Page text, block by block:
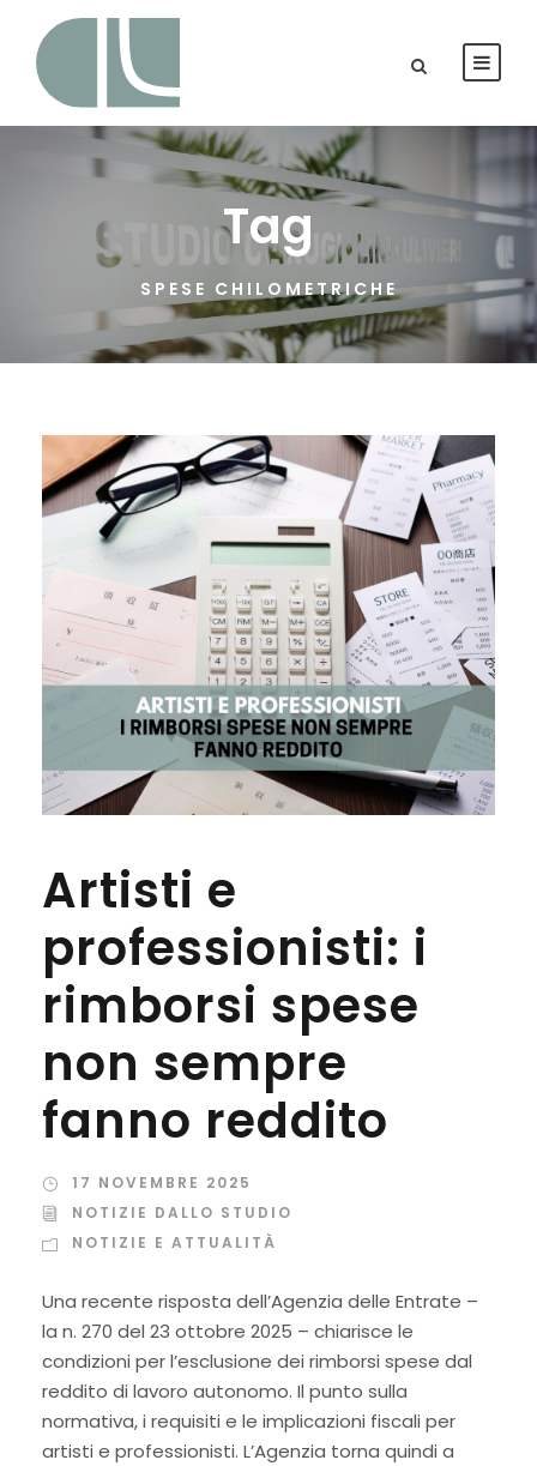
Tag
SPESE CHILOMETRICHE
Artisti e
professionisti: i
rimborsi spese
non sempre
fanno reddito
17 NOVEMBRE 2025
NOTIZIE DALLO STUDIO
NOTIZIE E ATTUALITÀ
Una recente risposta dell’Agenzia delle Entrate –
la n. 270 del 23 ottobre 2025 – chiarisce le
condizioni per l’esclusione dei rimborsi spese dal
reddito di lavoro autonomo. Il punto sulla
normativa, i requisiti e le implicazioni fiscali per
artisti e professionisti. L’Agenzia torna quindi a